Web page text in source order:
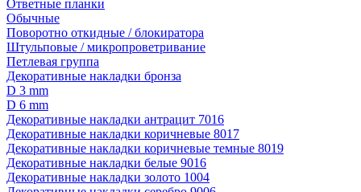
Ответные планки
Обычные
Поворотно откидные / блокиратора
Штульповые / микропроветривание
Петлевая группа
Декоративные накладки бронза
D 3 mm
D 6 mm
Декоративные накладки антрацит 7016
Декоративные накладки коричневые 8017
Декоративные накладки коричневые темные 8019
Декоративные накладки белые 9016
Декоративные накладки золото 1004